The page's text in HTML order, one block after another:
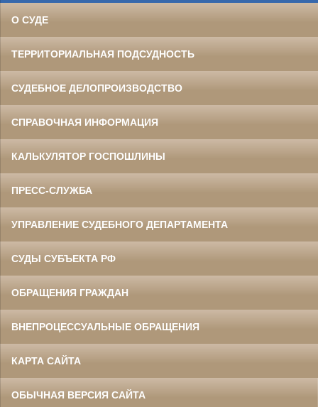
О СУДЕ
ТЕРРИТОРИАЛЬНАЯ ПОДСУДНОСТЬ
СУДЕБНОЕ ДЕЛОПРОИЗВОДСТВО
СПРАВОЧНАЯ ИНФОРМАЦИЯ
КАЛЬКУЛЯТОР ГОСПОШЛИНЫ
ПРЕСС-СЛУЖБА
УПРАВЛЕНИЕ СУДЕБНОГО ДЕПАРТАМЕНТА
СУДЫ СУБЪЕКТА РФ
ОБРАЩЕНИЯ ГРАЖДАН
ВНЕПРОЦЕССУАЛЬНЫЕ ОБРАЩЕНИЯ
КАРТА САЙТА
ОБЫЧНАЯ ВЕРСИЯ САЙТА